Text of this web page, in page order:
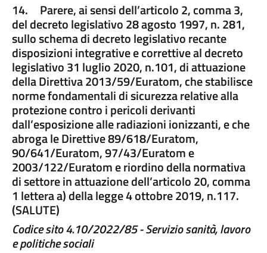
14. Parere, ai sensi dell’articolo 2, comma 3,
del decreto legislativo 28 agosto 1997, n. 281,
sullo schema di decreto legislativo recante
disposizioni integrative e correttive al decreto
legislativo 31 luglio 2020, n.101, di attuazione
della Direttiva 2013/59/Euratom, che stabilisce
norme fondamentali di sicurezza relative alla
protezione contro i pericoli derivanti
dall’esposizione alle radiazioni ionizzanti, e che
abroga le Direttive 89/618/Euratom,
90/641/Euratom, 97/43/Euratom e
2003/122/Euratom e riordino della normativa
di settore in attuazione dell’articolo 20, comma
1 lettera a) della legge 4 ottobre 2019, n.117.
(SALUTE)
Codicesito 4.10/2022/85-Servizio sanità, lavoro
e politiche sociali